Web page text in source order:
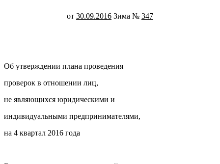
от 30.09.2016 Зима № 347
Об утверждении плана проведения
проверок в отношении лиц,
не являющихся юридическими и
индивидуальными предпринимателями,
на 4 квартал 2016 года